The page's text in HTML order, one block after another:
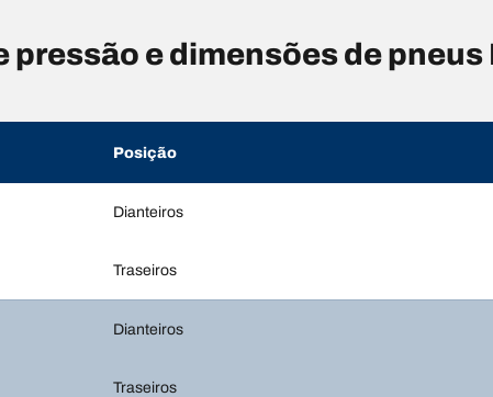
pressão e dimensões de pneus
Posição
Dianteiros
Traseiros
Dianteiros
Traseiros